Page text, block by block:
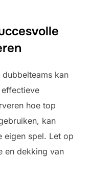
kan
hoe top
kan
eigen spel. Let op
en dekking van